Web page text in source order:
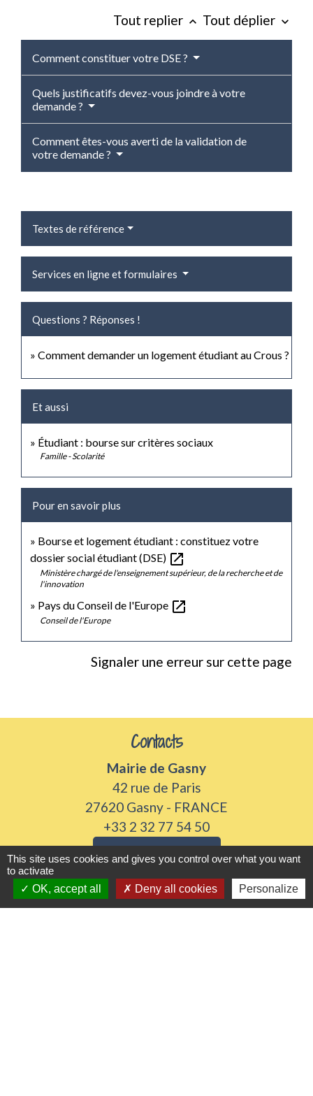
Tout replier keyboard_arrow_up Tout déplier keyboard_arrow_down
Comment constituer votre DSE ?
Quels justificatifs devez-vous joindre à votre
demande ?
Comment êtes-vous averti de la validation de
votre demande ?
Textes de référence
Services en ligne et formulaires
Questions ? Réponses !
Comment demander un logement étudiant au Crous ?
Et aussi
Étudiant : bourse sur critères sociaux
Famille - Scolarité
Pour en savoir plus
Bourse et logement étudiant : constituez votre
dossier social étudiant (DSE) open_in_new
Ministère chargé de l'enseignement supérieur, de la recherche et de
l'innovation
Pays du Conseil de l'Europe open_in_new
Conseil de l'Europe
Signaler une erreur sur cette page
Contacts
Mairie de Gasny
42 rue de Paris
27620 Gasny - FRANCE
+33 2 32 77 54 50
Contact par formulaire
Horaires d'ouverture
Du lundi au vendredi de 8h30 à 12h et 13h30 à
This site uses cookies and gives you control over what you want
to activate
OK, accept all
Deny all cookies Personalize